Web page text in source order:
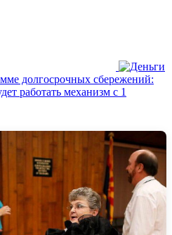
долгосрочных сбережений:
работать механизм с 1